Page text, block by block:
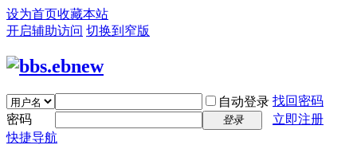
设为首页收藏本站
开启辅助访问 切换到窄版
自动登录 找回密码
密码
登录
立即注册
快捷导航